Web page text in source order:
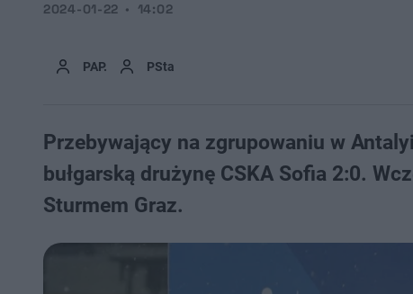
PAP. PSta
2024-01-22 14:02
Przebywający na zgrupowaniu w
bułgarską drużynę CSKA Sofia 2:0.
Sturmem Graz.